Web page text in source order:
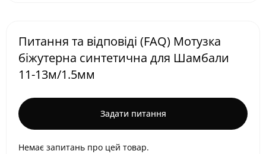
Питання та відповіді (FAQ) Мотузка
біжутерна синтетична для Шамбали
11-13м/1.5мм
Задати питання
Немає запитань про цей товар.